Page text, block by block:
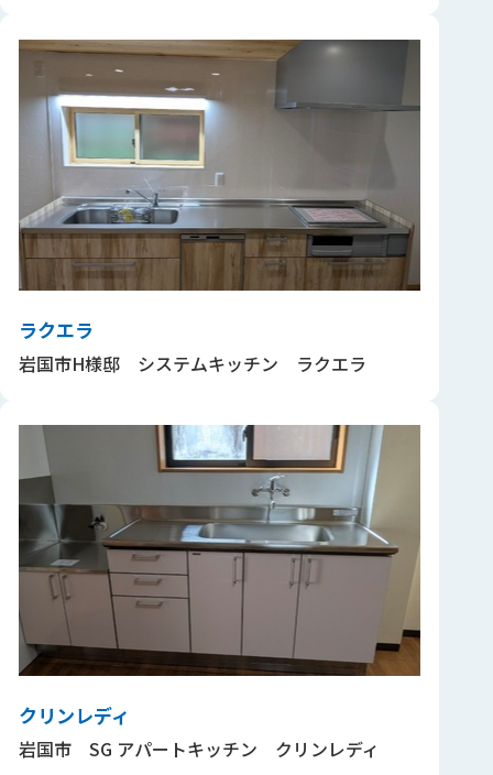
ラクエラ
岩国市H様邸 システムキッチン ラクエラ
クリンレディ
岩国市 SG アパートキッチン クリンレディ